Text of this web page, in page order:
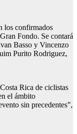
los confirmados
Fondo. Se contará
Basso y Vincenzo
Purito Rodriguez,
Rica de ciclistas
el ámbito
sin precedentes”,